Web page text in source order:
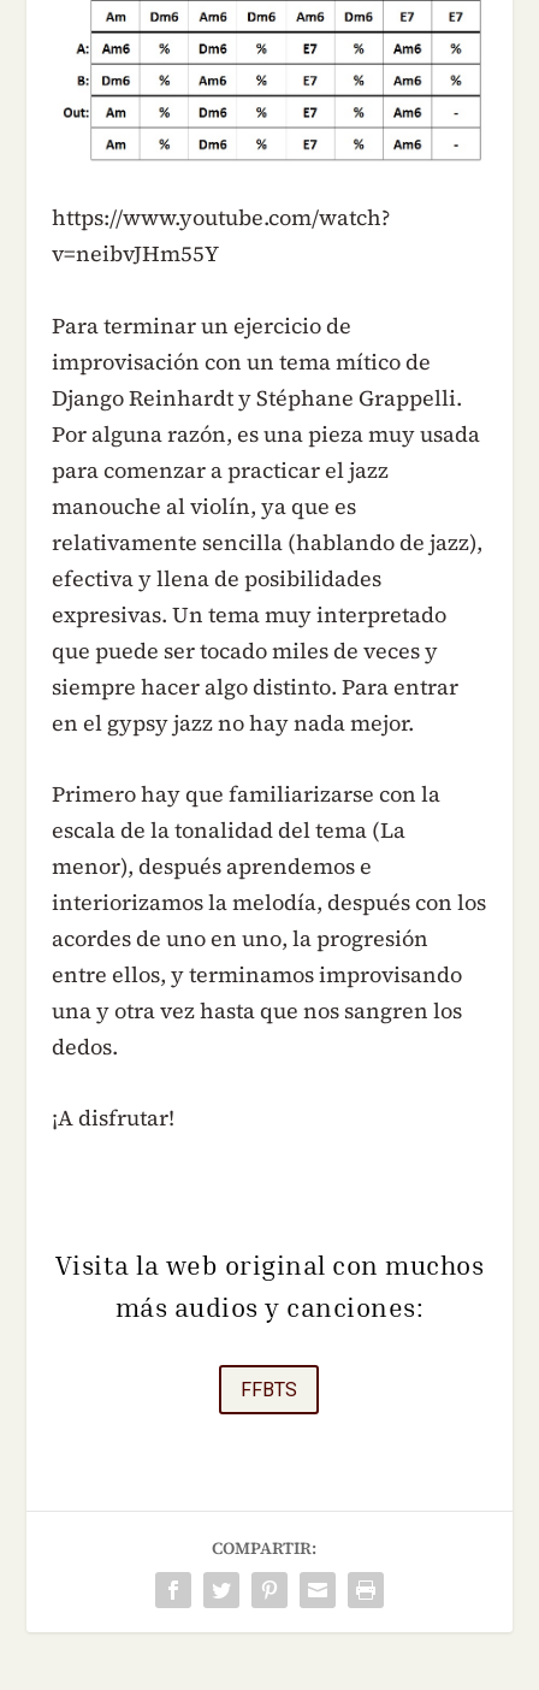
https://www.youtube.com/watch?
v=neibvJHm55Y
Para terminar un ejercicio de
improvisación con un tema mítico de
Django Reinhardt y Stéphane Grappelli.
Por alguna razón, es una pieza muy usada
para comenzar a practicar el jazz
manouche al violín, ya que es
relativamente sencilla (hablando de jazz),
efectiva y llena de posibilidades
expresivas. Un tema muy interpretado
que puede ser tocado miles de veces y
siempre hacer algo distinto. Para entrar
en el gypsy jazz no hay nada mejor.
Primero hay que familiarizarse con la
escala de la tonalidad del tema (La
menor), después aprendemos e
interiorizamos la melodía, después con los
acordes de uno en uno, la progresión
entre ellos, y terminamos improvisando
una y otra vez hasta que nos sangren los
dedos.
¡A disfrutar!
Visita la web original con muchos
más audios y canciones:
FFBTS
COMPARTIR: